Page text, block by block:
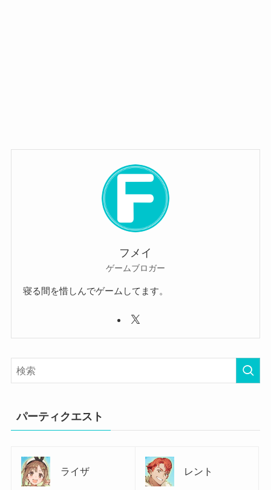
フメイ
ゲームブロガー
寝る間を惜しんでゲームしてます。
パーティクエスト
ライザ レント